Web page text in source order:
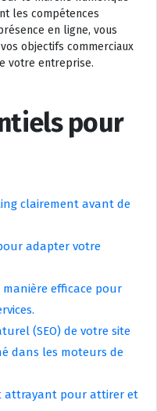
les compétences
en ligne, vous
objectifs commerciaux
votre entreprise.
pour
clairement avant de
adapter votre
manière efficace pour
(SEO) de votre site
dans les moteurs de
attrayant pour attirer et